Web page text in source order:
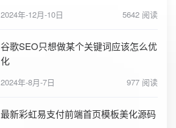
2024年-12月-10日 5642 阅读
谷歌SEO只想做某个关键词应该怎么优
化
2024年-8月-7日 977 阅读
最新彩虹易支付前端首页模板美化源码